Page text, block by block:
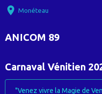
Monéteau
ANICOM 89
Carnaval Vénitien
"Venez vivre la Magie de